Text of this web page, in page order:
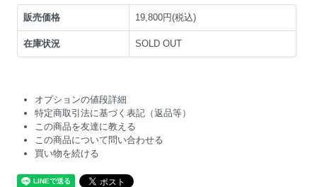
販売価格 19,800円(税込)
在庫状況 SOLD OUT
オプションの値段詳細
特定商取引法に基づく表記（返品等）
この商品を友達に教える
この商品について問い合わせる
買い物を続ける